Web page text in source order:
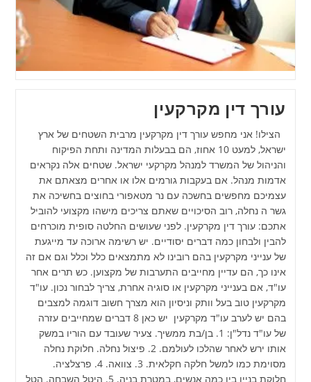
עורך דין מקרקעין
הצילו! אני מחפש עורך דין מקרקעין מרבית השטחים של ארץ
ישראל, למעט 10 אחוז, הם בבעלות המדינה ותחת הפיקוח
והניהול של המשרד למנהל מקרקעי ישראל. שטחים אלה נקראים
אדמות מנהל. אם בעקבות גורמים אלו או אחרים מצאתם את
עצמיכם מחפשים בחשכה עם נר מטאפורי בחוצים בחשיכה את
גשר ה נחלה, רוב הסיכויים שאתם צריכים מישהו מקצועי להוביל
אתכם: עורך דין מקרקעין. לפני שעושים החלטה סופית מוכרחים
להבין ולבחון כמה דברים יסודיים. יש רשימה ארוכה עד מייגעת
של ענייני מקרקעין בהם רובינו לא מתמצאים כלל וכלל וגם אם זה
אינו כך, הם עדיין מחייבים התערבות של מקצוען. כש תרים אחר
עו"ד, אם בענייני מקרקעין או סוגיה אחרת, צריך לבחור נכון. עו"ד
מקרקעין טוב בעל וותק וניסיון הוא מצרך חשוב דוגמה למצבים
בהם יש לערב עו"ד מקרקעין יש כאן 8 דברים שמחייבים עזרה
של עו"ד נדל"ן: 1. בן/בת ממשיך. צעיר שעובד עם הוריו במשק
אותו ירש לאחר שהלכו לעולמם. 2. פיצול נחלה. חלוקת נחלה
מסוימת כמו למשל חלקה חקלאית. 3. צוואה. 4. פרצלציה.
חלוקת בניין בין כמה אנשים, במטרת בניה. 5. היטל השבחה. הטל